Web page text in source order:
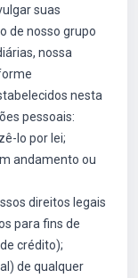
suas
de nosso grupo
nossa
nesta
pessoais:
lo por lei;
andamento ou
direitos legais
para fins de
crédito);
de qualquer